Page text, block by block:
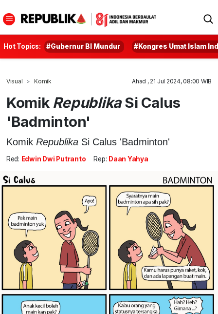
Hot Topics: #Gubernur BI Mundur #Kongres Umat Islam
Visual Komik Ahad , 21 Jul 2024, 08:00 WIB
Komik RepublikaSi Calus
'Badminton'
Komik Republika Si Calus 'Badminton'
Red: Edwin Dwi Putranto Rep: Daan Yahya